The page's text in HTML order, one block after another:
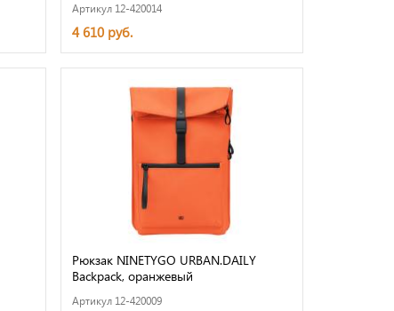
Артикул 12-420014
4 610 руб.
Рюкзак NINETYGO URBAN.DAILY
Backpack, оранжевый
Артикул 12-420009